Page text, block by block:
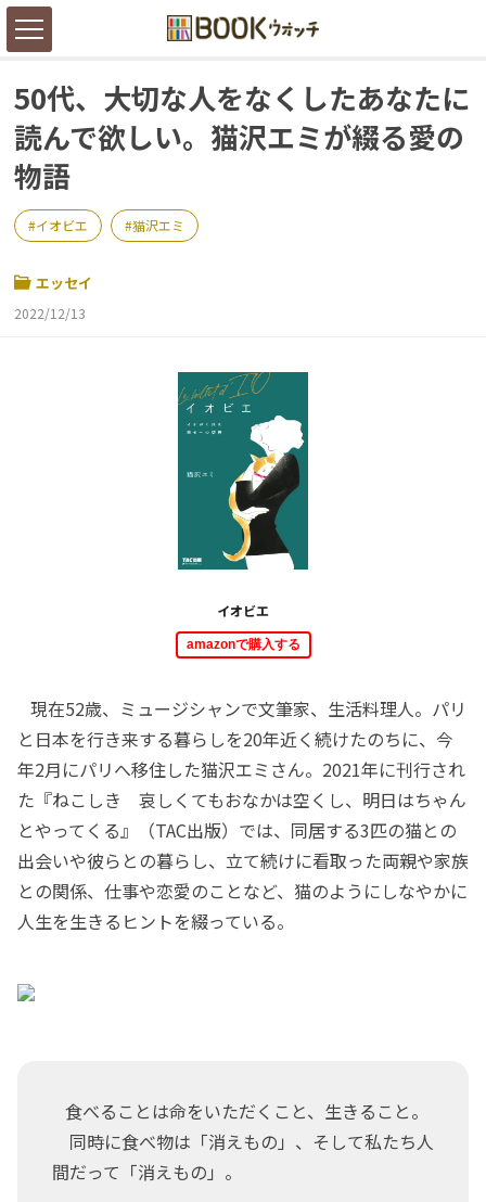
50代、大切な人をなくしたあなたに
読んで欲しい。猫沢エミが綴る愛の
物語
イオビエ 猫沢エミ
エッセイ
2022/12/13
イオビエ
amazonで購入する
現在52歳、ミュージシャンで文筆家、生活料理人。パリ
と日本を行き来する暮らしを20年近く続けたのちに、今
年2月にパリへ移住した猫沢エミさん。2021年に刊行され
た『ねこしき 哀しくてもおなかは空くし、明日はちゃん
とやってくる』（TAC出版）では、同居する3匹の猫との
出会いや彼らとの暮らし、立て続けに看取った両親や家族
との関係、仕事や恋愛のことなど、猫のようにしなやかに
人生を生きるヒントを綴っている。
食べることは命をいただくこと、生きること。
同時に食べ物は「消えもの」、そして私たち人
間だって「消えもの」。